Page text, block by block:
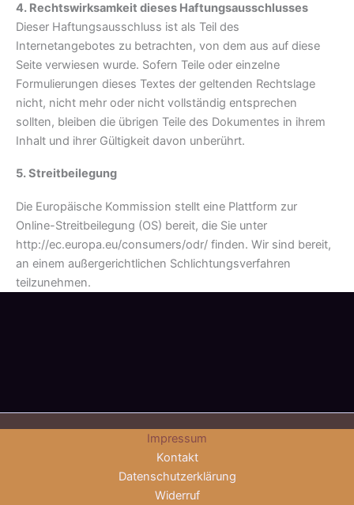
4. Rechtswirksamkeit dieses Haftungsausschlusses
Dieser Haftungsausschluss ist als Teil des
Internetangebotes zu betrachten, von dem aus auf diese
Seite verwiesen wurde. Sofern Teile oder einzelne
Formulierungen dieses Textes der geltenden Rechtslage
nicht, nicht mehr oder nicht vollständig entsprechen
sollten, bleiben die übrigen Teile des Dokumentes in ihrem
Inhalt und ihrer Gültigkeit davon unberührt.
5. Streitbeilegung
Die Europäische Kommission stellt eine Plattform zur
Online-Streitbeilegung (OS) bereit, die Sie unter
http://ec.europa.eu/consumers/odr/ finden. Wir sind bereit,
an einem außergerichtlichen Schlichtungsverfahren
teilzunehmen.
Impressum
Kontakt
Datenschutzerklärung
Widerruf